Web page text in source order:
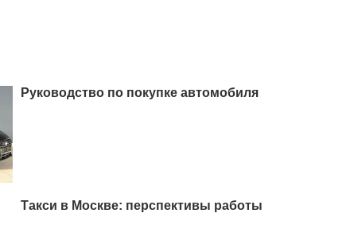
Руководство по покупке автомобиля
Такси в Москве: перспективы работы